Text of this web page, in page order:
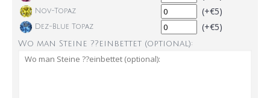
Nov-Topaz (+€5)
Dez-Blue Topaz (+€5)
Wo man Steine ??einbettet (optional):